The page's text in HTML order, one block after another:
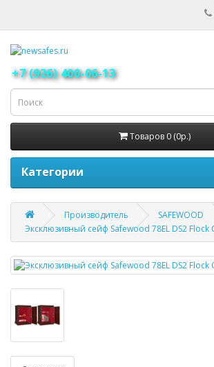
+7 (926) 400-06-13
Товаров 0 (0р.)
Категории
Производитель
SAFEWOOD
Эксклюзивный сейф Safewood 78EL DS2 Flock